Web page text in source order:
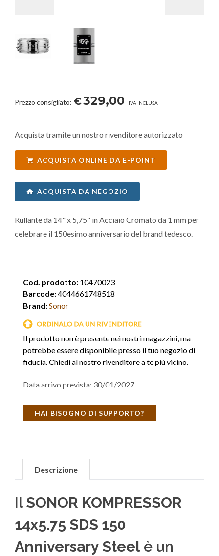
Prezzo consigliato: €329,00 IVA INCLUSA
Acquista tramite un nostro rivenditore autorizzato
ACQUISTA ONLINE DA E-POINT
ACQUISTA DA NEGOZIO
Rullante da 14" x 5,75" in Acciaio Cromato da 1 mm per
celebrare il 150esimo anniversario del brand tedesco.
Cod. prodotto: 10470023
Barcode:4044661748518
Brand:Sonor
Il prodotto non è presente nei nostri magazzini, ma
potrebbe essere disponibile presso il tuo negozio di
fiducia. Chiedi al nostro rivenditore a te più vicino.
Data arrivo prevista: 30/01/2027
HAI BISOGNO DI SUPPORTO?
Descrizione
Il SONOR KOMPRESSOR
14x5.75 SDS 150
Anniversary Steel è un